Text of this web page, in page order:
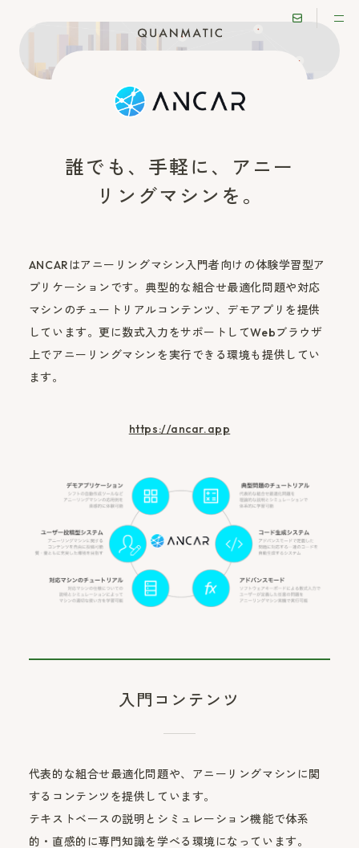
誰でも、手軽に、アニー
リングマシンを。
ANCARはアニーリングマシン入門者向けの体験学習型ア
プリケーションです。典型的な組合せ最適化問題や対応
マシンのチュートリアルコンテンツ、デモアプリを提供
しています。更に数式入力をサポートしてWebブラウザ
上でアニーリングマシンを実行できる環境も提供してい
ます。
https://ancar.app
入門コンテンツ
代表的な組合せ最適化問題や、アニーリングマシンに関
するコンテンツを提供しています。
テキストベースの説明とシミュレーション機能で体系
的・直感的に専門知識を学べる環境になっています。